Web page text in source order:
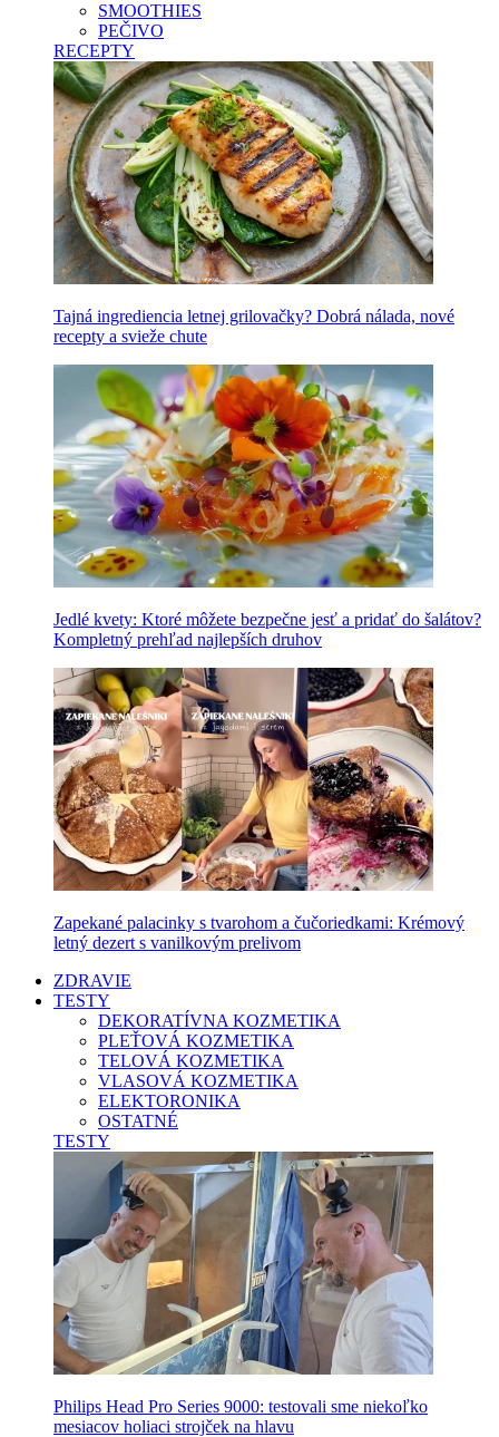
SMOOTHIES
PEČIVO
RECEPTY
Tajná ingrediencia letnej grilovačky? Dobrá nálada, nové
recepty a svieže chute
Jedlé kvety: Ktoré môžete bezpečne jesť a pridať do šalátov?
Kompletný prehľad najlepších druhov
Zapekané palacinky s tvarohom a čučoriedkami: Krémový
letný dezert s vanilkovým prelivom
ZDRAVIE
TESTY
DEKORATÍVNA KOZMETIKA
PLEŤOVÁ KOZMETIKA
TELOVÁ KOZMETIKA
VLASOVÁ KOZMETIKA
ELEKTORONIKA
OSTATNÉ
TESTY
Philips Head Pro Series 9000: testovali sme niekoľko
mesiacov holiaci strojček na hlavu